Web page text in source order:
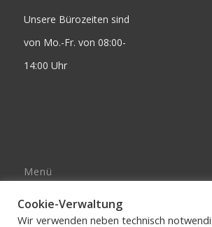
Unsere Bürozeiten sind
von Mo.-Fr. von 08:00-
14:00 Uhr
Menü
AGB’s
Cookie-Verwaltung
Wir verwenden neben technisch